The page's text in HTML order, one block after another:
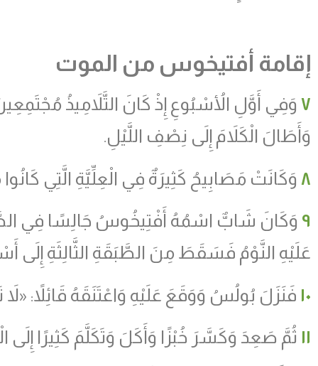
إقامة أفتيخوس من الموت
٧ وَفِي أَوَّلِ الأُسْبُوعِ إِذْ كَانَ التَّلاَمِيذُ
وَأَطَالَ الْكَلاَمَ إِلَى نِصْفِ اللَّيْلِ.
٨ وَكَانَتْ مَصَابِيحُ كَثِيرَةٌ فِي الْعِلِّيَّةِ الَّتِي
٩ وَكَانَ شَابٌّ اسْمُهُ أَفْتِيخُوسُ جَالِسًا فِي
عَلَيْهِ النَّوْمُ فَسَقَطَ مِنَ الطَّبَقَةِ الثَّالِثَةِ إِلَى
١٠ فَنَزَلَ بُولُسُ وَوَقَعَ عَلَيْهِ وَاعْتَنَقَهُ قَائِلاً:
١١ ثُمَّ صَعِدَ وَكَسَّرَ خُبْزًا وَأَكَلَ وَتَكَلَّمَ كَثِيرًا إِلَى